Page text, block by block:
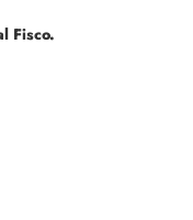
Fisco.